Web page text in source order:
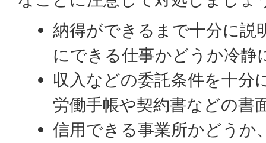
納得ができるまで十分に説
にできる仕事かどうか冷静
収入などの委託条件を十分
労働手帳や契約書などの書
信用できる事業所かどうか